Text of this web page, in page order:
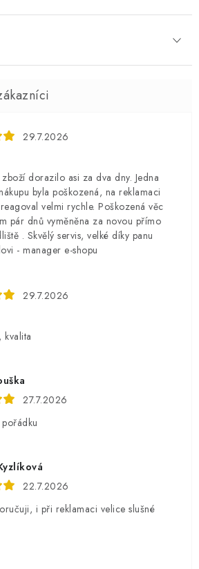
29.7.2026
dorazilo asi za dva dny. Jedna
byla poškozená, na reklamaci
velmi rychle. Poškozená věc
pár dnů vyměněna za novou přímo
. Skvělý servis, velké díky panu
- manager e-shopu
29.7.2026
kvalita
27.7.2026
22.7.2026
i při reklamaci velice slušné